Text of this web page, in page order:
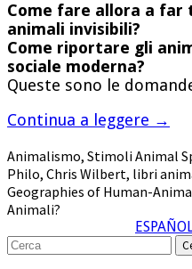
Come fare allora a far
animali invisibili?
Come riportare gli
sociale moderna?
Queste sono le
Continua a leggere →
Animalismo, StimoliAnimal
Philo, Chris Wilbert, libri
Geographies of Human-
Animali?
Cerca
per: